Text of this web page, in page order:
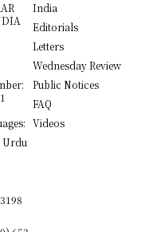
Urdu
India
Editorials
Letters
Wednesday Review
Public Notices
FAQ
Videos